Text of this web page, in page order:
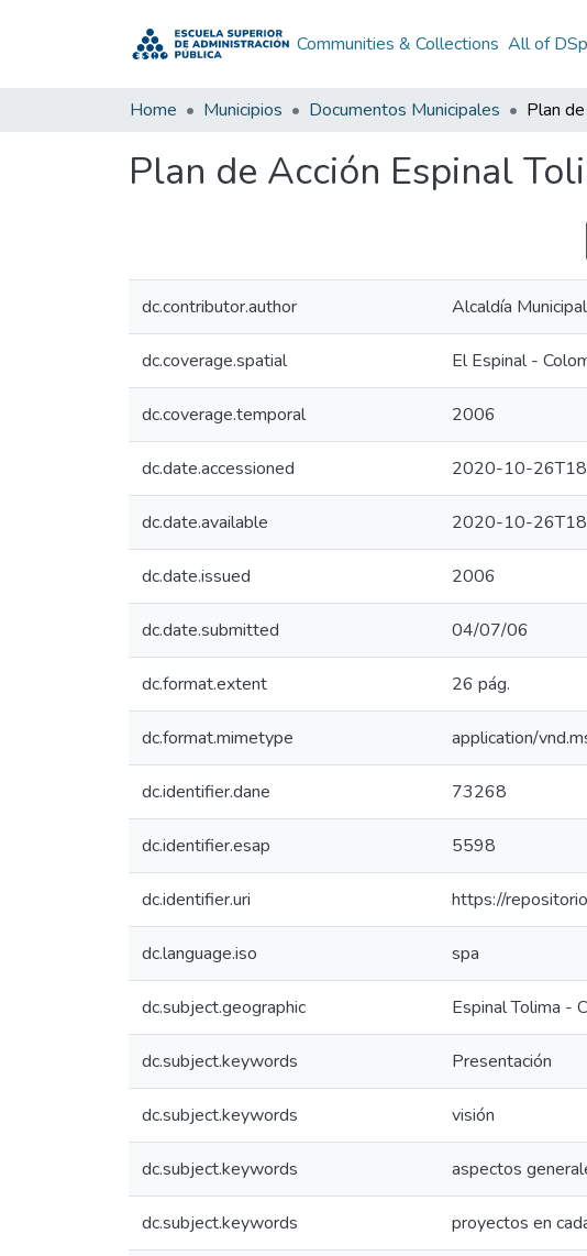
Communities & Collections All of
Home Municipios Documentos Municipales
Plan de Acción Espinal
dc.contributor.author Alcaldía
dc.coverage.spatial El Espinal -
dc.coverage.temporal 2006
dc.date.accessioned 2020-10-
dc.date.available 2020-10-
dc.date.issued 2006
dc.date.submitted 04/07/06
dc.format.extent 26 pág.
dc.format.mimetype application/
dc.identifier.dane 73268
dc.identifier.esap 5598
dc.identifier.uri https://
dc.language.iso spa
dc.subject.geographic Espinal Tolima -
dc.subject.keywords Presentación
dc.subject.keywords visión
dc.subject.keywords aspectos
dc.subject.keywords proyectos en